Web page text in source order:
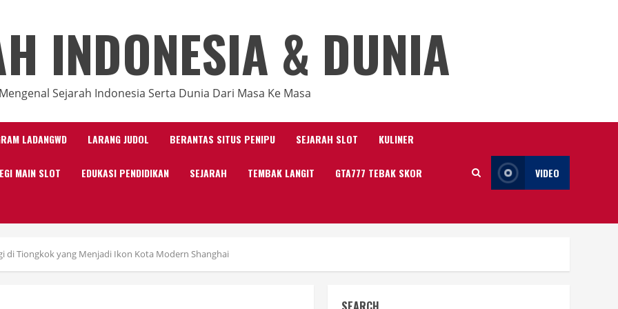
INDONESIA & DUNIA
Mengenal Sejarah Indonesia Serta Dunia Dari Masa Ke Masa
LADANGWD LARANG JUDOL BERANTAS SITUS PENIPU SEJARAH SLOT KULINER
MAIN SLOT EDUKASI PENDIDIKAN SEJARAH TEMBAK LANGIT GTA777 TEBAK SKOR VIDEO
di Tiongkok yang Menjadi Ikon Kota Modern Shanghai